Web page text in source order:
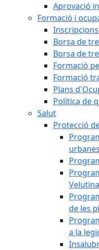
Aprovació
Formació i
Borsa de
Borsa de
Formació
Formació
Plans
Política de
Salut
Protecció
urbanes
Velutina
de les
a la